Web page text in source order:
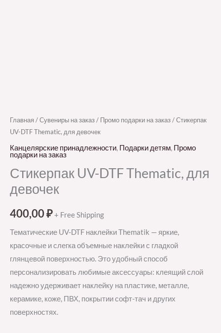
Главная /Сувениры на заказ/ Промо подарки на заказ/ Стикерпак
UV-DTF Thematic, для девочек
Канцелярские принадлежности, Подарки детям, Промо
подарки на заказ
Стикерпак UV-DTF Thematic, для
девочек
400,00₽+ Free Shipping
Тематические UV-DTF наклейки Thematik — яркие,
красочные и слегка объемные наклейки с гладкой
глянцевой поверхностью. Это удобный способ
персонализировать любимые аксессуары: клеящий слой
надежно удерживает наклейку на пластике, металле,
керамике, коже, ПВХ, покрытии софт-тач и других
поверхностях.